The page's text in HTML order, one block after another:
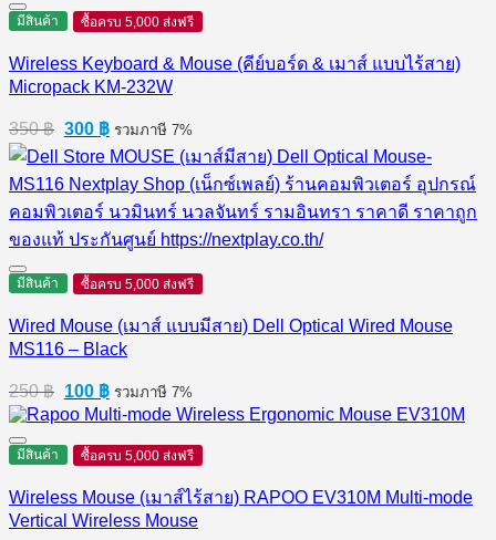
มีสินค้า ซื้อครบ 5,000 ส่งฟรี
Wireless Keyboard & Mouse (คีย์บอร์ด & เมาส์ แบบไร้สาย)
Micropack KM-232W
350฿ Original
price
was:
350 ฿.
300 ฿Current
price
is:
300 ฿.
รวมภาษี 7%
มีสินค้า ซื้อครบ 5,000 ส่งฟรี
Wired Mouse (เมาส์ แบบมีสาย) Dell Optical Wired Mouse
MS116 – Black
250฿ Original
price
was:
250 ฿.
100 ฿Current
price
is:
100 ฿.
รวมภาษี 7%
มีสินค้า ซื้อครบ 5,000 ส่งฟรี
Wireless Mouse (เมาส์ไร้สาย) RAPOO EV310M Multi-mode
Vertical Wireless Mouse